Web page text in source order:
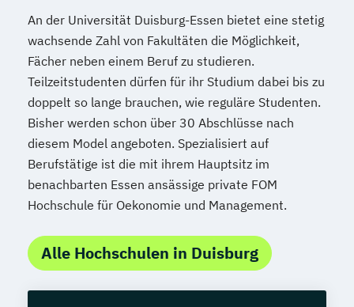
An der Universität Duisburg-Essen bietet eine stetig
wachsende Zahl von Fakultäten die Möglichkeit,
Fächer neben einem Beruf zu studieren.
Teilzeitstudenten dürfen für ihr Studium dabei bis zu
doppelt so lange brauchen, wie reguläre Studenten.
Bisher werden schon über 30 Abschlüsse nach
diesem Model angeboten. Spezialisiert auf
Berufstätige ist die mit ihrem Hauptsitz im
benachbarten Essen ansässige private FOM
Hochschule für Oekonomie und Management.
Alle Hochschulen in Duisburg